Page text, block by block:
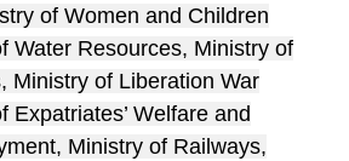
of Women and Children
Water Resources, Ministry of
Ministry of Liberation War
Expatriates’ Welfare and
Ministry of Railways,